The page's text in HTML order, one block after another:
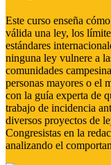
Este curso enseña
válida una ley, los
estándares
ninguna ley vulnere a
comunidades
personas mayores o el
con la guía experta de
trabajo de incidencia
diversos proyectos de
Congresistas en la
analizando el